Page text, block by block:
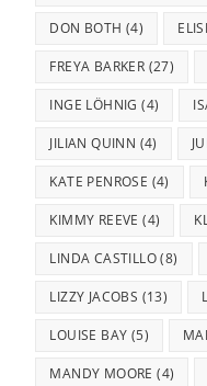
DON BOTH (4)
FREYA BARKER (27)
INGE LÖHNIG (4)
JILIAN QUINN (4)
KATE PENROSE (4)
KIMMY REEVE (4)
LINDA CASTILLO(8)
LIZZY JACOBS (13)
LOUISE BAY (5)
MANDY MOORE (4)